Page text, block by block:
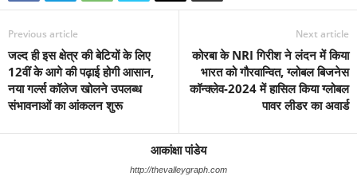
Previous article
जल्द ही इस क्षेत्र की बेटियों के लिए
12वीं के आगे की पढ़ाई होगी आसान,
नया गर्ल्स कॉलेज खोलने उपलब्ध
संभावनाओं का आंकलन शुरू
Next article
कोरबा के NRI गिरीश ने लंदन में किया
भारत को गौरवान्वित, ग्लोबल बिजनेस
कॉन्क्लेव-2024 में हासिल किया ग्लोबल
पावर लीडर का अवार्ड
आकांक्षा पांडेय
http://thevalleygraph.com